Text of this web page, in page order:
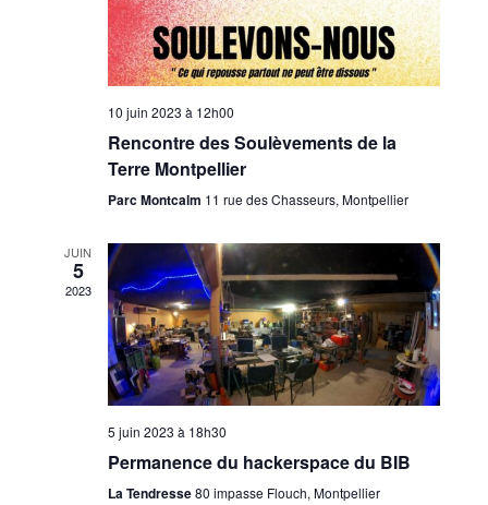
10 juin 2023 à 12h00
Rencontre des Soulèvements de la
Terre Montpellier
Parc Montcalm 11 rue des Chasseurs, Montpellier
JUIN
5
2023
5 juin 2023 à 18h30
Permanence du hackerspace du BIB
La Tendresse80 impasse Flouch, Montpellier